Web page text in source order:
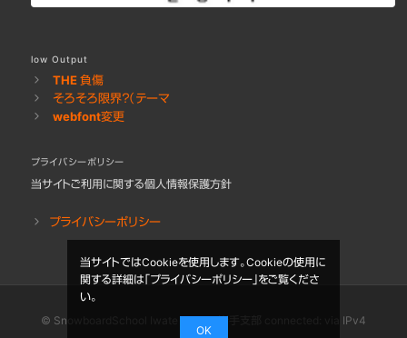
low Output
THE 負傷
そろそろ限界？（テーマ
webfont変更
プライバシーポリシー
当サイトご利用に関する個人情報保護方針
プライバシーポリシー
© SnowboardSchool Iwate - TSBA岩手支部 connected: via IPv4
当サイトではCookieを使用します。Cookieの使用に
関する詳細は「プライバシーポリシー 」をご覧くださ
い。
OK